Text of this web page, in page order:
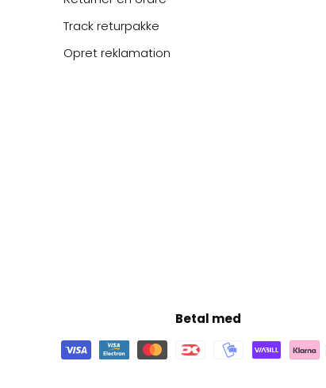
Track returpakke
Opret reklamation
Betal med